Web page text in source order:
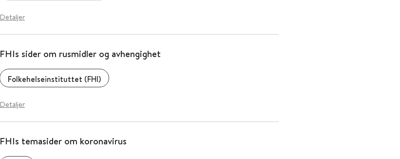
Detaljer
FHIs sider om rusmidler og avhengighet
Folkehelseinstituttet (FHI)
Detaljer
FHIs temasider om koronavirus